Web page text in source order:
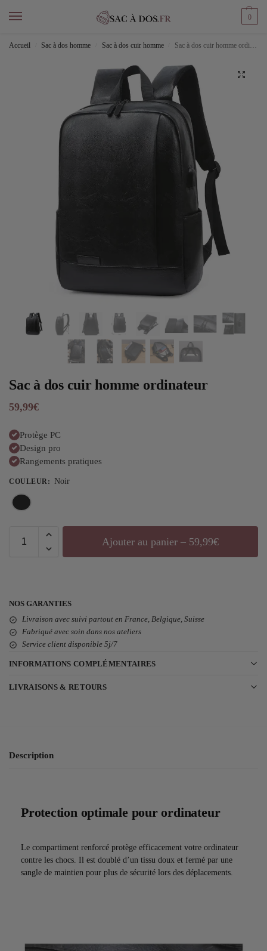
0
Accueil Sac à dos homme Sac à dos cuir homme Sac à dos cuir homme ordinateur
Sac à dos cuir homme ordinateur
59,99€
Protège PC
Design pro
Rangements pratiques
COULEUR: Noir
Ajouter au panier – 59,99€
NOS GARANTIES
Livraison avec suivi partout en France, Belgique, Suisse
Fabriqué avec soin dans nos ateliers
Service client disponible 5j/7
INFORMATIONS COMPLÉMENTAIRES
LIVRAISONS & RETOURS
Description
Protection optimale pour ordinateur
Le compartiment renforcé protège efficacement votre ordinateur
contre les chocs. Il est doublé d’un tissu doux et fermé par une
sangle de maintien pour plus de sécurité lors des déplacements.